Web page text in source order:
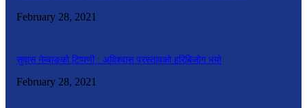
February 28, 2021
सुवास नेम्वाङको टिप्पणी : अविश्वास प्रस्तावको हरिबिजोग भयो
February 28, 2021